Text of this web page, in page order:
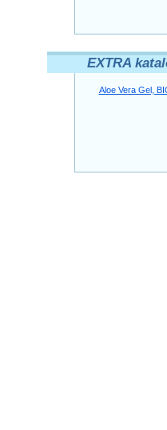
EXTRA
Aloe Vera Gel,